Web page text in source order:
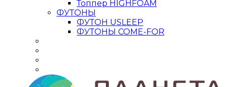
Топпер HIGHFOAM
ФУТОНЫ
ФУТОН USLEEP
ФУТОНЫ COME-FOR